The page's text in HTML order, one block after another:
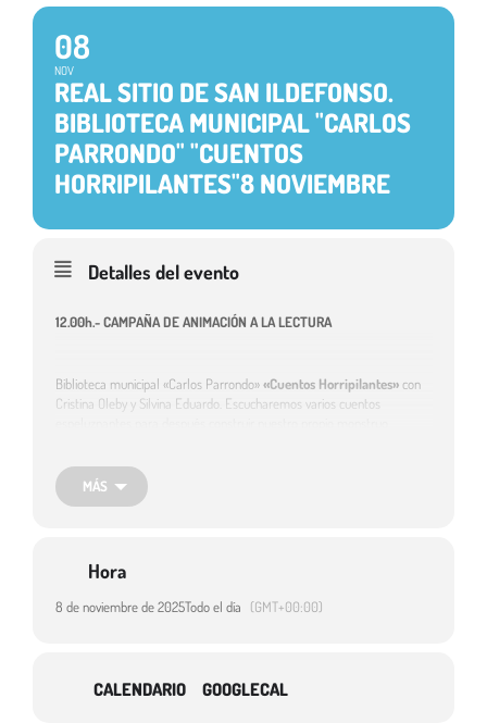
08
NOV
REAL SITIO DE SAN ILDEFONSO.
BIBLIOTECA MUNICIPAL "CARLOS
PARRONDO" "CUENTOS
HORRIPILANTES"8 NOVIEMBRE
Detalles del evento
12.00h.- CAMPAÑA DE ANIMACIÓN A LA LECTURA
Biblioteca municipal «Carlos Parrondo»«Cuentos Horripilantes»con
Cristina Oleby y Silvina Eduardo. Escucharemos varios cuentos
Abrimos lista de inscripción 20 niñ@s de 4 a 8 años sed puntuales,
MÁS
Hora
8 de noviembre de 2025Todo el día (GMT+00:00)
CALENDARIO GOOGLECAL